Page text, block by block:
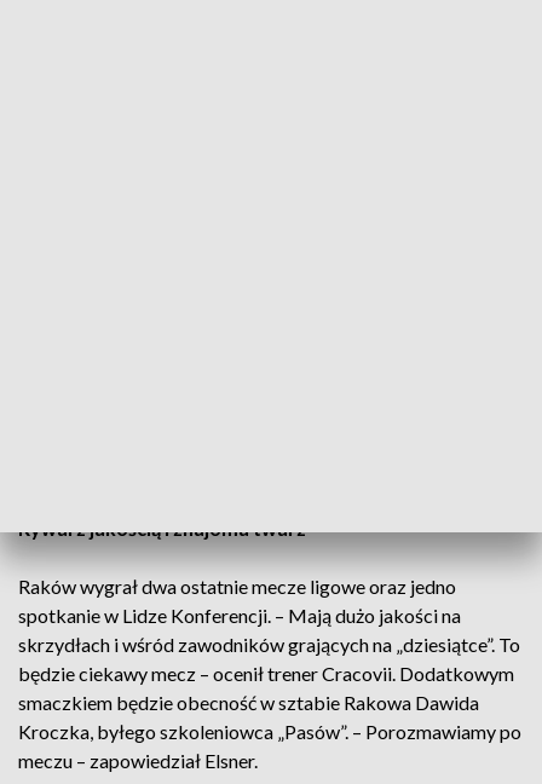
Rywal z jakością i znajoma twarz
Raków wygrał dwa ostatnie mecze ligowe oraz jedno
spotkanie w Lidze Konferencji. – Mają dużo jakości na
skrzydłach i wśród zawodników grających na „dziesiątce”. To
będzie ciekawy mecz – ocenił trener Cracovii. Dodatkowym
smaczkiem będzie obecność w sztabie Rakowa Dawida
Kroczka, byłego szkoleniowca „Pasów”. – Porozmawiamy po
meczu – zapowiedział Elsner.